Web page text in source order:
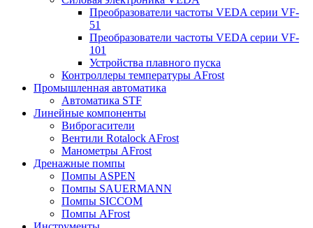
Преобразователи частоты VEDA серии VF-
51
Преобразователи частоты VEDA серии VF-
101
Устройства плавного пуска
Контроллеры температуры AFrost
Промышленная автоматика
Автоматика STF
Линейные компоненты
Виброгасители
Вентили Rotalock AFrost
Манометры AFrost
Дренажные помпы
Помпы ASPEN
Помпы SAUERMANN
Помпы SICCOM
Помпы AFrost